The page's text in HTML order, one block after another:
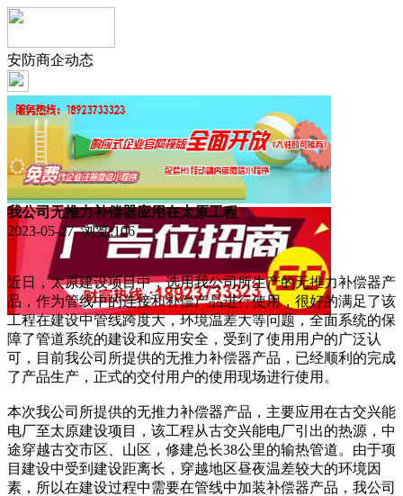
安防商企动态
我公司无推力补偿器应用在太原工程
2023-05-27 浏览:106
近日，太原建设项目中，选用我公司所生产的无推力补偿器产
品，作为管线中的连接和补偿产品进行使用，很好的满足了该
工程在建设中管线跨度大，环境温差大等问题，全面系统的保
障了管道系统的建设和应用安全，受到了使用用户的广泛认
可，目前我公司所提供的无推力补偿器产品，已经顺利的完成
了产品生产，正式的交付用户的使用现场进行使用。
本次我公司所提供的无推力补偿器产品，主要应用在古交兴能
电厂至太原建设项目，该工程从古交兴能电厂引出的热源，中
途穿越古交市区、山区，修建总长38公里的输热管道。由于项
目建设中受到建设距离长，穿越地区昼夜温差较大的环境因
素，所以在建设过程中需要在管线中加装补偿器产品，我公司